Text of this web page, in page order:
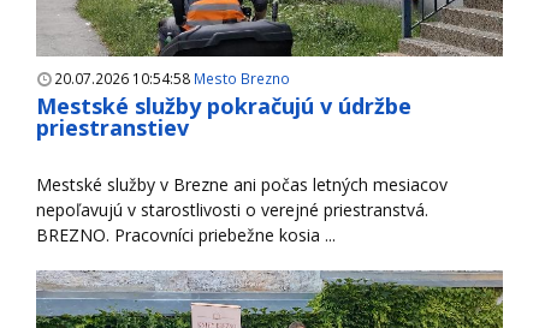
20.07.2026 10:54:58 Mesto Brezno
Mestské služby pokračujú v údržbe
priestranstiev
Mestské služby v Brezne ani počas letných mesiacov
nepoľavujú v starostlivosti o verejné priestranstvá.
BREZNO. Pracovníci priebežne kosia ...